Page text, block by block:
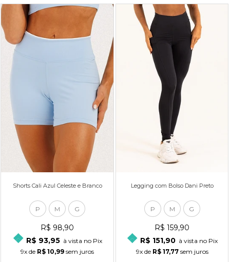
Shorts Cali Azul Celeste e Branco
P M G
R$ 98,90
R$ 93,95 à vista no Pix
9x de R$ 10,99 sem juros
Legging com Bolso Dani Preto
P M G
R$ 159,90
R$ 151,90 à vista no Pix
9xde R$ 17,77sem juros